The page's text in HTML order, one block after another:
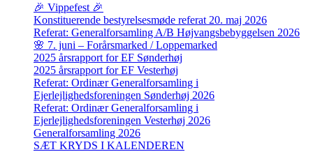
🎉 Vippefest 🎉
Konstituerende bestyrelsesmøde referat 20. maj 2026
Referat: Generalforsamling A/B Højvangsbebyggelsen 2026
🌸 7. juni – Forårsmarked / Loppemarked
2025 årsrapport for EF Sønderhøj
2025 årsrapport for EF Vesterhøj
Referat: Ordinær Generalforsamling i
Ejerlejlighedsforeningen Sønderhøj 2026
Referat: Ordinær Generalforsamling i
Ejerlejlighedsforeningen Vesterhøj 2026
Generalforsamling 2026
SÆT KRYDS I KALENDEREN